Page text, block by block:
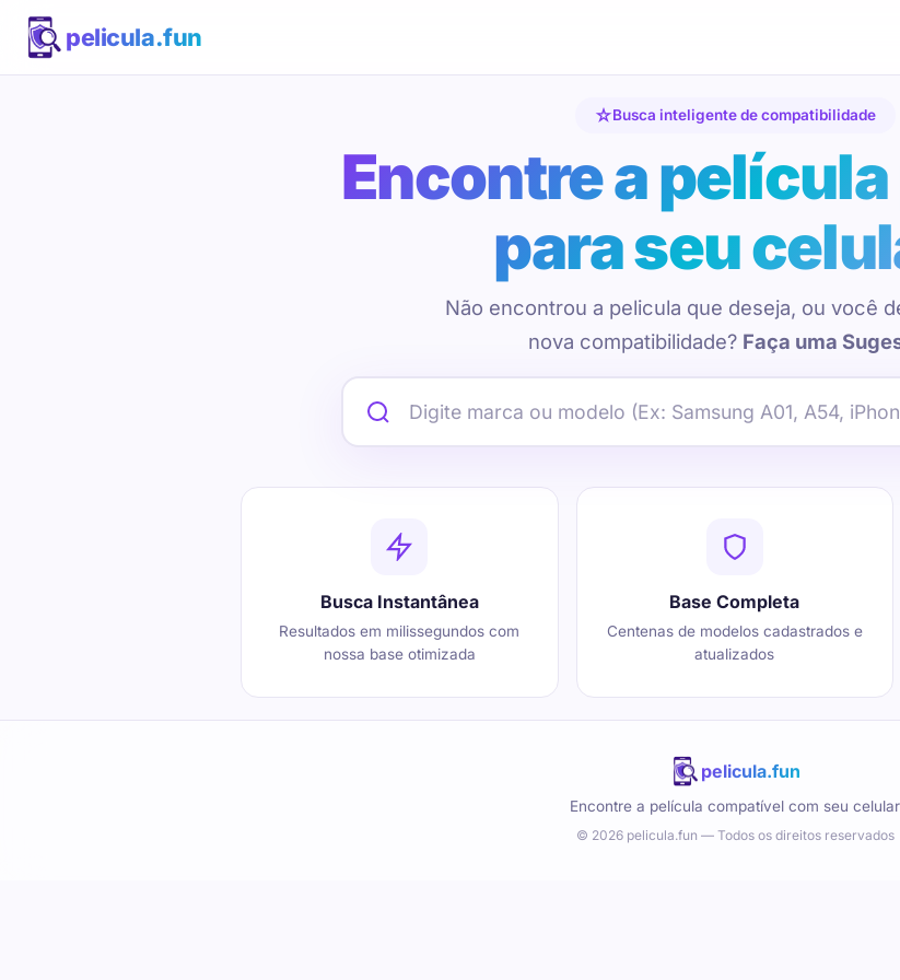
pelicula.fun
Busca inteligente de compatibilidade
Encontre a
para seu
Não encontrou a pelicula que deseja, ou você
nova compatibilidade? Faça uma
Busca Instantânea
Resultados em milissegundos com
nossa base otimizada
Base Completa
Centenas de modelos cadastrados e
atualizados
pelicula.fun
Encontre a película compatível com seu celular
© 2026 pelicula.fun — Todos os direitos reservados